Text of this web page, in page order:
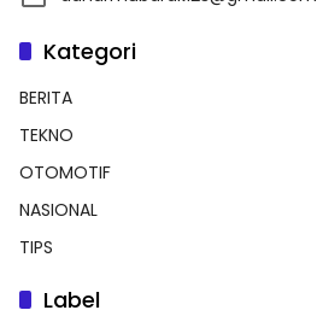
Kategori
BERITA
TEKNO
OTOMOTIF
NASIONAL
TIPS
Label